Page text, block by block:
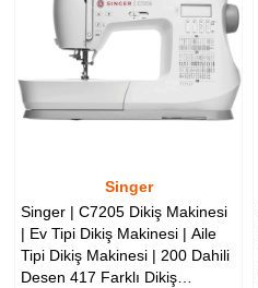
Singer
Singer | C7205 Dikiş Makinesi
| Ev Tipi Dikiş Makinesi | Aile
Tipi Dikiş Makinesi | 200 Dahili
Desen 417 Farklı Dikiş